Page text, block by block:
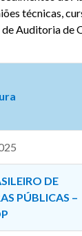
técnicas,
Auditoria de
DE
PÚBLICAS –